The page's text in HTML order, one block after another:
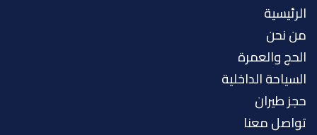
الرئيسية
من نحن
الحج والعمرة
السياحة الداخلية
حجز طيران
تواصل معنا